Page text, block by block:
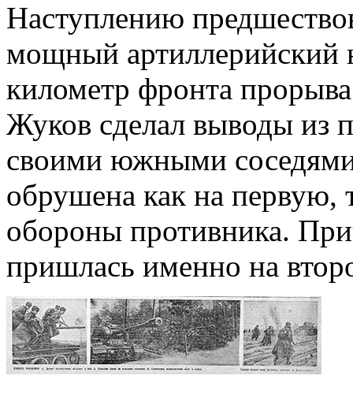
Наступлению
мощный артиллерийский
километр фронта
Жуков сделал выводы из
своими южными
обрушена как на первую,
обороны противника.
пришлась именно на